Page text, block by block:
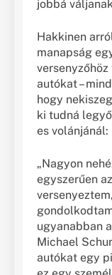
jobbá
Hakkinen
manapság
autókat –
hogy
ki tudná
es volánjánál:
„Nagyon
egyszerűen
ugyanabban
Michael
autókat egy